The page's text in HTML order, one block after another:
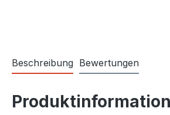
Beschreibung Bewertungen